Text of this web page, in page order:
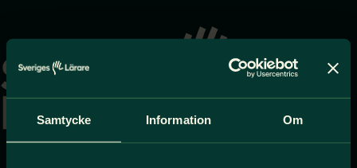
Samtycke Information Om
till
startsidan